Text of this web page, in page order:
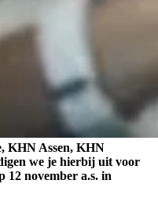
KHN Assen, KHN
we je hierbij uit voor
12 november a.s. in